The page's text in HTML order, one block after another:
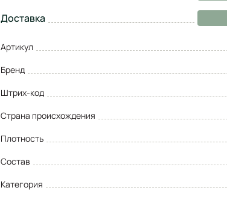
Доставка
Артикул
Бренд
Штрих-код
Страна происхождения
Плотность
Состав
Категория